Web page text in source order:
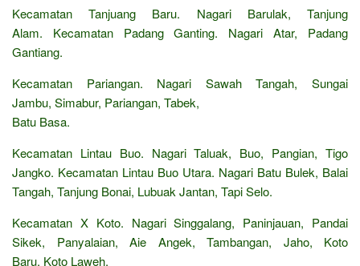
Kecamatan Tanjuang Baru. Nagari Barulak, Tanjung
Alam. Kecamatan Padang Ganting. Nagari Atar, Padang
Gantiang.
Kecamatan Pariangan. Nagari Sawah Tangah, Sungai
Jambu, Simabur, Pariangan, Tabek,
Batu Basa.
Kecamatan Lintau Buo. Nagari Taluak, Buo, Pangian, Tigo
Jangko. Kecamatan Lintau Buo Utara. Nagari Batu Bulek, Balai
Tangah, Tanjung Bonai, Lubuak Jantan, Tapi Selo.
Kecamatan X Koto. Nagari Singgalang, Paninjauan, Pandai
Sikek, Panyalaian, Aie Angek, Tambangan, Jaho, Koto
Baru, Koto Laweh.